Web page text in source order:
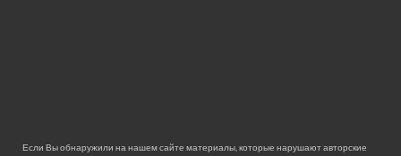
Если Вы обнаружили на нашем сайте материалы, которые нарушают авторские